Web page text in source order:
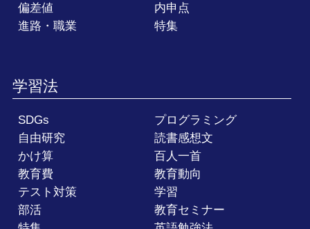
偏差値
内申点
進路・職業
特集
学習法
SDGs
プログラミング
自由研究
読書感想文
かけ算
百人一首
教育費
教育動向
テスト対策
学習
部活
教育セミナー